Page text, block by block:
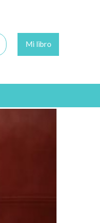
Mi libro